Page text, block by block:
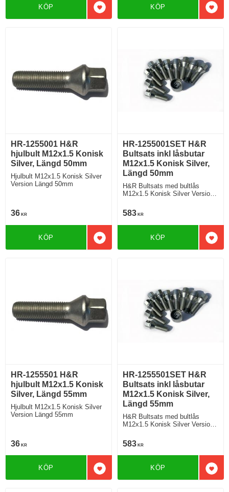
Lägg till i favoriter
KÖP KÖP
HR-1255001 H&R
hjulbult M12x1.5 Konisk
Silver, Längd 50mm
Hjulbult M12x1.5 Konisk Silver
Version Längd 50mm
36 KR
Lägg till i favoriter
KÖP
HR-1255001SET H&R
Bultsats inkl låsbutar
M12x1.5 Konisk Silver,
Längd 50mm
H&R Bultsats med bultlås
M12x1.5 Konisk Silver Version
583 KR
KÖP
HR-1255501 H&R
hjulbult M12x1.5 Konisk
Silver, Längd 55mm
Hjulbult M12x1.5 Konisk Silver
Version Längd 55mm
36 KR
Lägg till i favoriter
KÖP
HR-1255501SET H&R
Bultsats inkl låsbutar
M12x1.5 Konisk Silver,
Längd 55mm
H&R Bultsats med bultlås
M12x1.5 Konisk Silver Version
583 KR
KÖP